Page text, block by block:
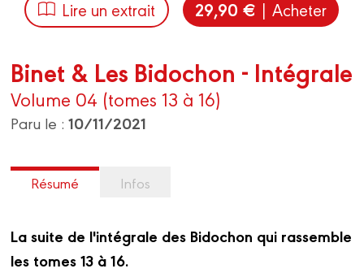
Lire un extrait 29,90 € | Acheter
Binet & Les Bidochon - Intégrale
Volume 04 (tomes 13 à 16)
Paru le :10/11/2021
Résumé Infos
La suite de l'intégrale des Bidochon qui rassemble
les tomes 13 à 16.